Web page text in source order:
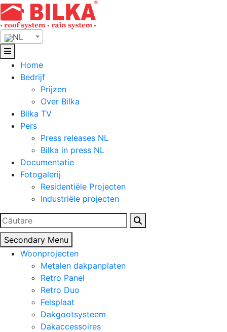
Skip
to
content
NL
Home
Bedrijf
Prijzen
Over Bilka
Bilka TV
Pers
Press releases NL
Bilka in press NL
Documentatie
Fotogalerij
Residentiële Projecten
Industriële projecten
Zoeken
naar:
Secondary Menu
Woonprojecten
Metalen dakpanplaten
Retro Panel
Retro Duo
Felsplaat
Dakgootsysteem
Dakaccessoires